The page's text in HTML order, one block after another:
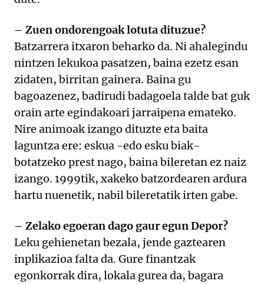
– Zuen ondorengoak lotuta dituzue?
Batzarrera itxaron beharko da. Ni ahalegindu
nintzen lekukoa pasatzen, baina ezetz esan
zidaten, birritan gainera. Baina gu
bagoazenez, badirudi badagoela talde bat guk
orain arte egindakoari jarraipena emateko.
Nire animoak izango dituzte eta baita
laguntza ere: eskua -edo esku biak-
botatzeko prest nago, baina bileretan ez naiz
izango. 1999tik, xakeko batzordearen ardura
hartu nuenetik, nabil bileretatik irten gabe.
– Zelako egoeran dago gaur egun Depor?
Leku gehienetan bezala, jende gaztearen
inplikazioa falta da. Gure finantzak
egonkorrak dira, lokala gurea da, bagara